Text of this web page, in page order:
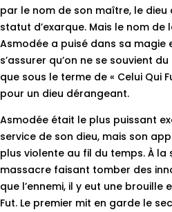
par le nom de son maître, le dieu
statut d’exarque. Mais le nom de
Asmodée a puisé dans sa magie
s’assurer qu’on ne se souvient
que sous le terme de « Celui Qui
pour un dieu dérangeant.
Asmodée était le plus puissant
service de son dieu, mais son
plus violente au fil du temps. À la
massacre faisant tomber des
que l’ennemi, il y eut une brouille
Fut. Le premier mit en garde le